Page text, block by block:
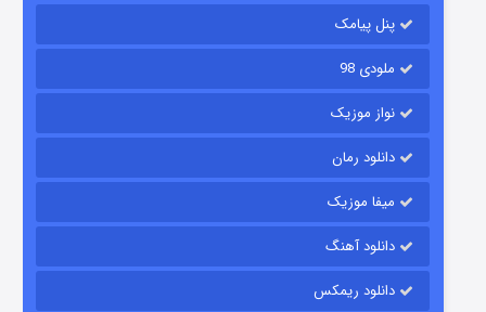
رویایی برای تو
قسمت
پنل پیامک
ملودی 98
نواز موزیک
دانلود رمان
میفا موزیک
دانلود آهنگ
دانلود ریمکس